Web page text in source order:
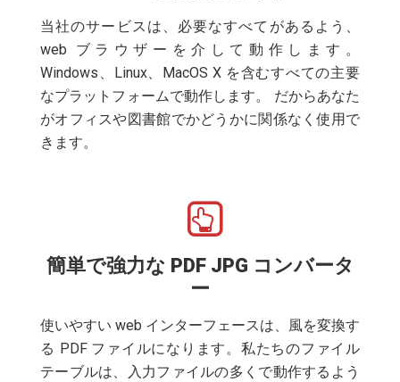
当社のサービスは、必要なすべてがあるよう、
web ブラウザーを介して動作します。
Windows、Linux、MacOS X を含むすべての主要
なプラットフォームで動作します。 だからあなた
がオフィスや図書館でかどうかに関係なく使用で
きます。
簡単で強力な PDF JPG コンバータ
ー
使いやすい web インターフェースは、風を変換す
る PDF ファイルになります。私たちのファイル
テーブルは、入力ファイルの多くで動作するよう